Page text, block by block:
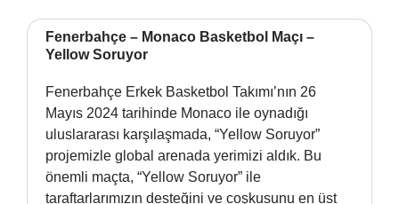
Fenerbahçe – Monaco Basketbol Maçı –
Yellow Soruyor
Fenerbahçe Erkek Basketbol Takımı’nın 26
Mayıs 2024 tarihinde Monaco ile oynadığı
uluslararası karşılaşmada, “Yellow Soruyor”
projemizle global arenada yerimizi aldık. Bu
önemli maçta, “Yellow Soruyor” ile
taraftarlarımızın desteğini ve coşkusunu en üst